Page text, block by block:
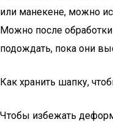
или манекене, можно
Можно после обработки
подождать, пока они
Как хранить шапку,
Чтобы избежать